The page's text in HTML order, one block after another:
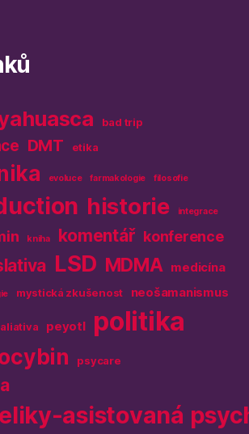
bad trip
DMT etika
evoluce farmakologie filosofie
historie integrace
kniha komentář konference
LSD MDMA medicína
mystická zkušenost neošamanismus
peyotl politika
psycare
asistovaná